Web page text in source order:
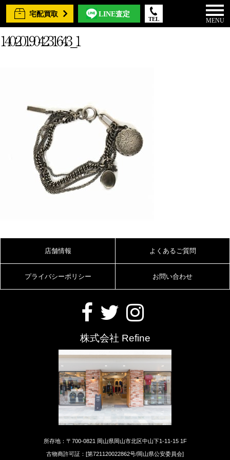
宅配買取 LINE査定
TEL MENU
140-201904231643_1
店舗情報 よくあるご質問
プライバシーポリシー お問い合わせ
株式会社 Refine
所存地：〒700-0821 岡山県岡山市北区中山下1-11-15 1F
古物商許可証：[第721120022862号/岡山県公安委員会]